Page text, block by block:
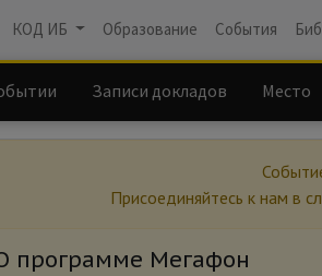
КОД ИБ Образование События
Записи докладов Место
Присоединяйтесь к нам в
программе Мегафон